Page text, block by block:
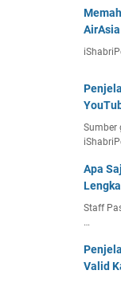
AirAsia
Sumber
Apa
Staff
…
Valid